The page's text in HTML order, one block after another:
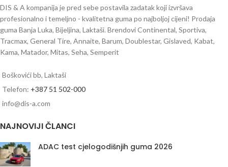
DIS & A kompanija je pred sebe postavila zadatak koji izvršava
profesionalno i temeljno - kvalitetna guma po najboljoj cijeni! Prodaja
guma Banja Luka, Bijeljina, Laktaši. Brendovi Continental, Sportiva,
Tracmax, General Tire, Annaite, Barum, Doublestar, Gislaved, Kabat,
Kama, Matador, Mitas, Seha, Semperit
Boškovići bb, Laktaši
Telefon: +387 51 502-000
info@dis-a.com
NAJNOVIJI ČLANCI
ADAC test cjelogodišnjih guma 2026